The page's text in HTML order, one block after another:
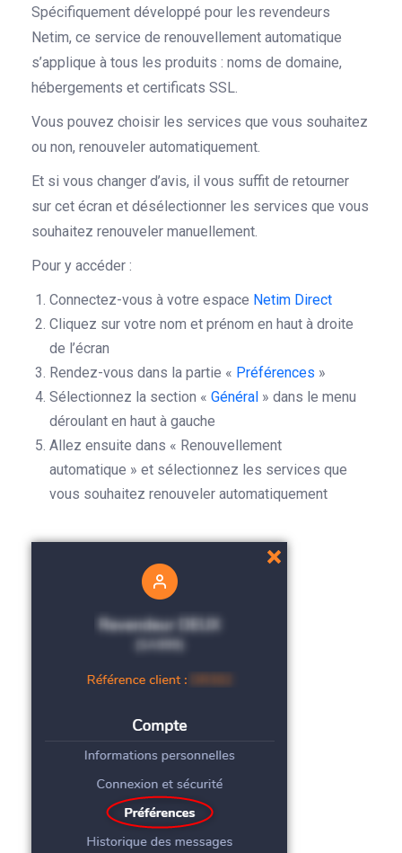
Spécifiquement développé pour les revendeurs
Netim, ce service de renouvellement automatique
s’applique à tous les produits : noms de domaine,
hébergements et certificats SSL.
Vous pouvez choisir les services que vous souhaitez
ou non, renouveler automatiquement.
Et si vous changer d’avis, il vous suffit de retourner
sur cet écran et désélectionner les services que vous
souhaitez renouveler manuellement.
Pour y accéder :
Connectez-vous à votre espace Netim Direct
Cliquez sur votre nom et prénom en haut à droite
de l’écran
Rendez-vous dans la partie « Préférences »
Sélectionnez la section « Général » dans le menu
déroulant en haut à gauche
Allez ensuite dans « Renouvellement
automatique » et sélectionnez les services que
vous souhaitez renouveler automatiquement